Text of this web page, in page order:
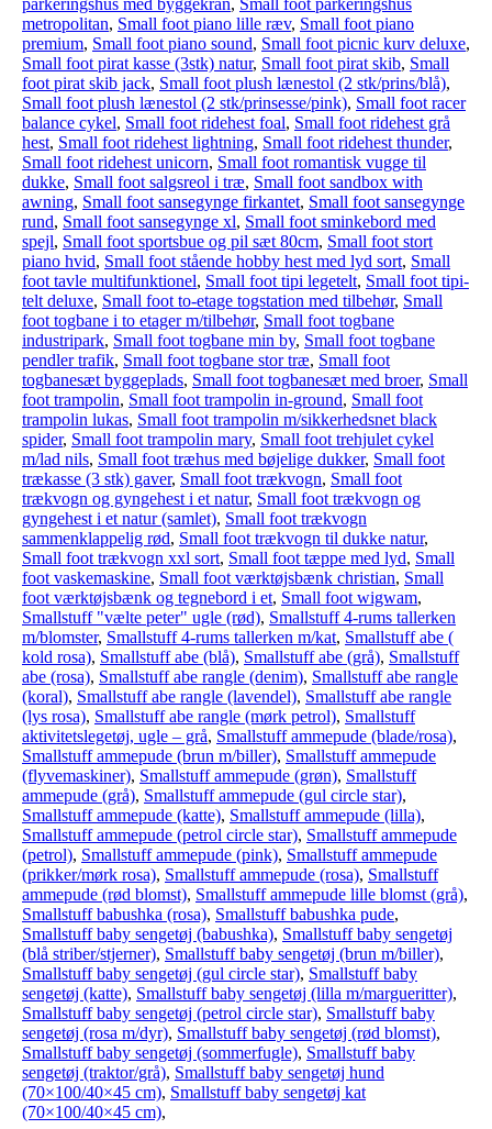
parkeringshus med byggekran, Small foot parkeringshus
metropolitan, Small foot piano lille ræv, Small foot piano
premium, Small foot piano sound, Small foot picnic kurv deluxe,
Small foot pirat kasse (3stk) natur, Small foot pirat skib, Small
foot pirat skib jack, Small foot plush lænestol (2 stk/prins/blå),
Small foot plush lænestol (2 stk/prinsesse/pink), Small foot racer
balance cykel, Small foot ridehest foal, Small foot ridehest grå
hest, Small foot ridehest lightning, Small foot ridehest thunder,
Small foot ridehest unicorn, Small foot romantisk vugge til
dukke, Small foot salgsreol i træ, Small foot sandbox with
awning, Small foot sansegynge firkantet, Small foot sansegynge
rund, Small foot sansegynge xl, Small foot sminkebord med
spejl, Small foot sportsbue og pil sæt 80cm, Small foot stort
piano hvid, Small foot stående hobby hest med lyd sort, Small
foot tavle multifunktionel, Small foot tipi legetelt, Small foot tipi-
telt deluxe, Small foot to-etage togstation med tilbehør, Small
foot togbane i to etager m/tilbehør, Small foot togbane
industripark, Small foot togbane min by, Small foot togbane
pendler trafik, Small foot togbane stor træ, Small foot
togbanesæt byggeplads, Small foot togbanesæt med broer, Small
foot trampolin, Small foot trampolin in-ground, Small foot
trampolin lukas, Small foot trampolin m/sikkerhedsnet black
spider, Small foot trampolin mary, Small foot trehjulet cykel
m/lad nils, Small foot træhus med bøjelige dukker, Small foot
trækasse (3 stk) gaver, Small foot trækvogn, Small foot
trækvogn og gyngehest i et natur, Small foot trækvogn og
gyngehest i et natur (samlet), Small foot trækvogn
sammenklappelig rød, Small foot trækvogn til dukke natur,
Small foot trækvogn xxl sort, Small foot tæppe med lyd, Small
foot vaskemaskine, Small foot værktøjsbænk christian, Small
foot værktøjsbænk og tegnebord i et, Small foot wigwam,
Smallstuff "vælte peter" ugle (rød), Smallstuff 4-rums tallerken
m/blomster, Smallstuff 4-rums tallerken m/kat, Smallstuff abe (
kold rosa), Smallstuff abe (blå), Smallstuff abe (grå), Smallstuff
abe (rosa), Smallstuff abe rangle (denim), Smallstuff abe rangle
(koral), Smallstuff abe rangle (lavendel), Smallstuff abe rangle
(lys rosa), Smallstuff abe rangle (mørk petrol), Smallstuff
aktivitetslegetøj, ugle – grå, Smallstuff ammepude (blade/rosa),
Smallstuff ammepude (brun m/biller), Smallstuff ammepude
(flyvemaskiner), Smallstuff ammepude (grøn), Smallstuff
ammepude (grå), Smallstuff ammepude (gul circle star),
Smallstuff ammepude (katte), Smallstuff ammepude (lilla),
Smallstuff ammepude (petrol circle star), Smallstuff ammepude
(petrol), Smallstuff ammepude (pink), Smallstuff ammepude
(prikker/mørk rosa), Smallstuff ammepude (rosa), Smallstuff
ammepude (rød blomst), Smallstuff ammepude lille blomst (grå),
Smallstuff babushka (rosa), Smallstuff babushka pude,
Smallstuff baby sengetøj (babushka), Smallstuff baby sengetøj
(blå striber/stjerner), Smallstuff baby sengetøj (brun m/biller),
Smallstuff baby sengetøj (gul circle star), Smallstuff baby
sengetøj (katte), Smallstuff baby sengetøj (lilla m/margueritter),
Smallstuff baby sengetøj (petrol circle star), Smallstuff baby
sengetøj (rosa m/dyr), Smallstuff baby sengetøj (rød blomst),
Smallstuff baby sengetøj (sommerfugle), Smallstuff baby
sengetøj (traktor/grå), Smallstuff baby sengetøj hund
(70×100/40×45 cm), Smallstuff baby sengetøj kat
(70×100/40×45 cm),